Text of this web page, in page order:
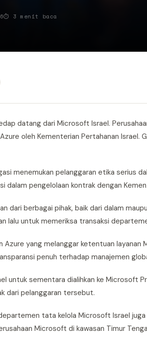
⏱ 3 menit baca
datang dari Microsoft Israel.
oleh Kementerian Pertahanan Israel.
menemukan pelanggaran etika serius
dalam pengelolaan kontrak dengan
berbagai pihak, baik dari dalam
lalu untuk memeriksa transaksi
Azure yang melanggar ketentuan
penuh terhadap manajemen
untuk sementara dialihkan ke Microsoft
dari pelanggaran tersebut.
tata kelola Microsoft Israel juga
Microsoft di kawasan Timur